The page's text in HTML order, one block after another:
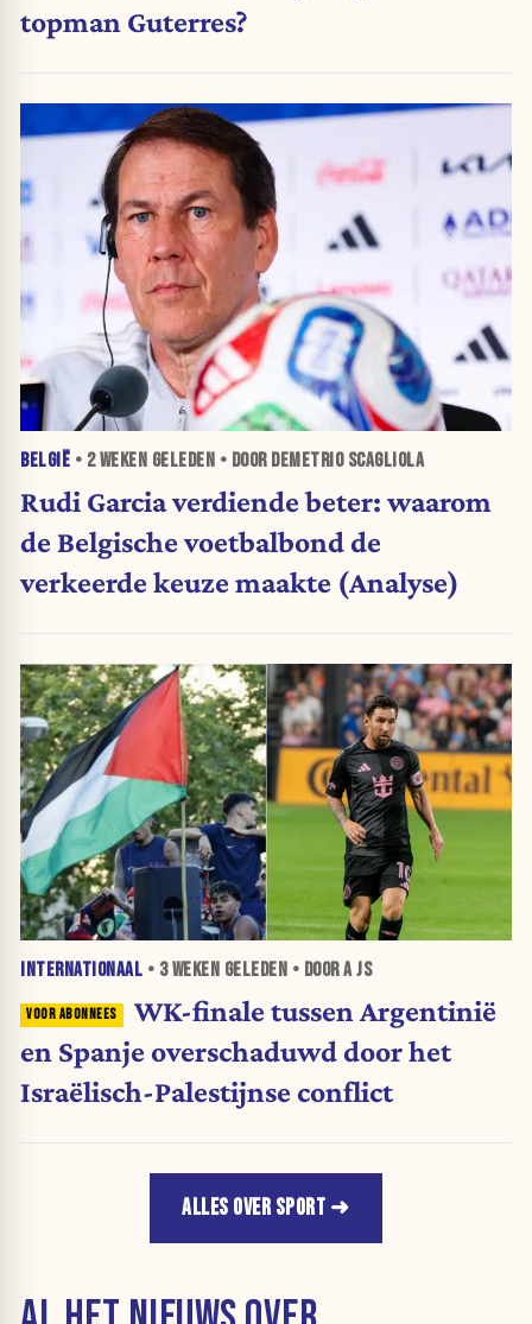
topman Guterres?
BELGIË • 2 WEKEN GELEDEN • DOOR DEMETRIO SCAGLIOLA
Rudi Garcia verdiende beter: waarom
de Belgische voetbalbond de
verkeerde keuze maakte (Analyse)
INTERNATIONAAL • 3 WEKEN GELEDEN • DOOR A JS
WK-finale tussen Argentinië
en Spanje overschaduwd door het
Israëlisch-Palestijnse conflict
ALLES OVER SPORT